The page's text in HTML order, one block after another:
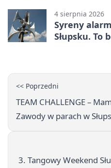
4 sierpnia 2026
Syreny
Słupsku. To
<< Poprzedni
TEAM CHALLENGE –
Zawody w parach w
3. Tangowy Weekend